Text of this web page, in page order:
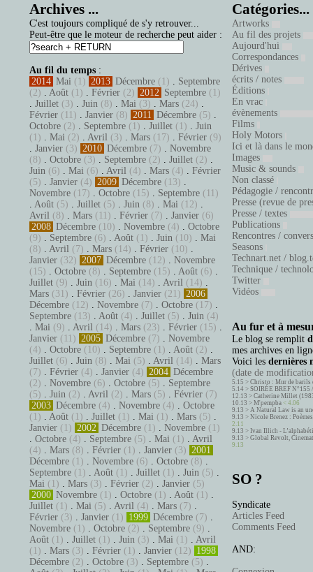
Archives ...
C'est toujours compliqué de s'y retrouver...
Peut-être que le moteur de recherche peut aider :
Au fil du temps :
2014 Mai (1) 2013 Décembre (1) . Septembre
(2) . Août (1) . Février (2) 2012 Septembre (1)
. Juillet (3) . Juin (8) . Mai (3) . Mars (24) .
Février (11) . Janvier (8) 2011 Décembre (5) .
Octobre (2) . Septembre (1) . Juillet (1) . Juin
(1) . Mai (2) . Avril (3) . Mars (17) . Février (9)
. Janvier (3) 2010 Décembre (7) . Novembre
(8) . Octobre (3) . Septembre (2) . Juillet (2) .
Juin (6) . Mai (6) . Avril (4) . Mars (4) . Février
(5) . Janvier (4) 2009 Décembre (13) .
Novembre (17) . Octobre (15) . Septembre (11)
. Août (5) . Juillet (5) . Juin (8) . Mai (12) .
Avril (8) . Mars (11) . Février (7) . Janvier (6)
2008 Décembre (10) . Novembre (4) . Octobre
(9) . Septembre (6) . Août (1) . Juin (10) . Mai
(8) . Avril (7) . Mars (14) . Février (10) .
Janvier (32) 2007 Décembre (12) . Novembre
(15) . Octobre (8) . Septembre (15) . Août (6) .
Juillet (9) . Juin (16) . Mai (14) . Avril (14) .
Mars (31) . Février (26) . Janvier (21) 2006
Décembre (12) . Novembre (7) . Octobre (17) .
Septembre (13) . Août (4) . Juillet (5) . Juin (4)
. Mai (9) . Avril (14) . Mars (23) . Février (15) .
Janvier (11) 2005 Décembre (7) . Novembre
(4) . Octobre (10) . Septembre (1) . Août (2) .
Juillet (6) . Juin (8) . Mai (5) . Avril (14) . Mars
(7) . Février (4) . Janvier (4) 2004 Décembre
(2) . Novembre (6) . Octobre (5) . Septembre
(5) . Juin (2) . Avril (2) . Mars (5) . Février (7)
2003 Décembre (4) . Novembre (4) . Octobre
(1) . Août (1) . Juillet (1) . Mai (1) . Mars (5) .
Janvier (1) 2002 Décembre (1) . Novembre (1)
. Octobre (4) . Septembre (5) . Mai (1) . Avril
(4) . Mars (8) . Février (1) . Janvier (3) 2001
Décembre (1) . Novembre (6) . Octobre (8) .
Septembre (1) . Août (1) . Juillet (1) . Juin (5) .
Mai (1) . Mars (3) . Février (2) . Janvier (5)
2000 Novembre (1) . Octobre (1) . Août (1) .
Juillet (1) . Mai (5) . Avril (4) . Mars (7) .
Février (3) . Janvier (1) 1999 Décembre (7) .
Novembre (1) . Octobre (2) . Septembre (9) .
Août (1) . Juillet (1) . Juin (3) . Mai (1) . Avril
(1) . Mars (3) . Février (1) . Janvier (12) 1998
Décembre (2) . Octobre (3) . Septembre (5) .
Catégories...
Artworks
Au fil des projets
Aujourd'hui
Correspondances
Dérives
écrits / notes
Éditions
En vrac
évènements
Films
Holy Motors
Ici et là dans le
Images
Music & sounds
Non classé
Pédagogie /
Presse (revue de
Presse / textes
Publications
Rencontres /
Seasons
Technart.net /
Technique /
Twitter
Vidéos
Au fur et à
Le blog se remplit
mes archives en
Voici les dernières
(date de
5.15 > Christo : Mur de barils
5.14 > SOIRÉE BREF
12.13 > Catherine Millet
10.13 > M'pempba < 4.06
9.13 > A Natural Law is an
9.13 > Nicole Brenez :
2.11
9.13 > Ivan Illich -
9.13 > Global Revolt,
9.13
SO ?
Syndicate
Articles Feed
Comments Feed
AND: